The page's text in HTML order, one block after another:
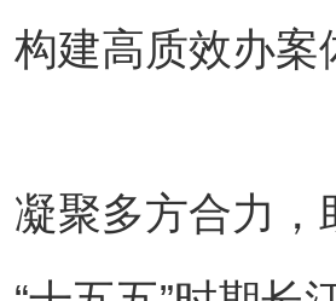
高质效办案
多方合力，